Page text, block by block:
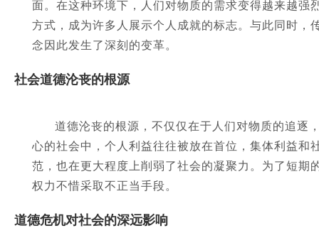
面。在这种环境下，人们对物质的需求变得越来越
方式，成为许多人展示个人成就的标志。与此同时
念因此发生了深刻的变革。
社会道德沦丧的根源
道德沦丧的根源，不仅仅在于人们对物质的追逐
心的社会中，个人利益往往被放在首位，集体利益
范，也在更大程度上削弱了社会的凝聚力。为了短
权力不惜采取不正当手段。
道德危机对社会的深远影响